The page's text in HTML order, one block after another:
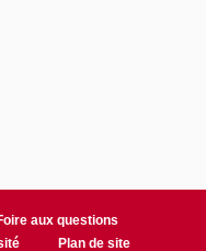
aux questions
Plan de site